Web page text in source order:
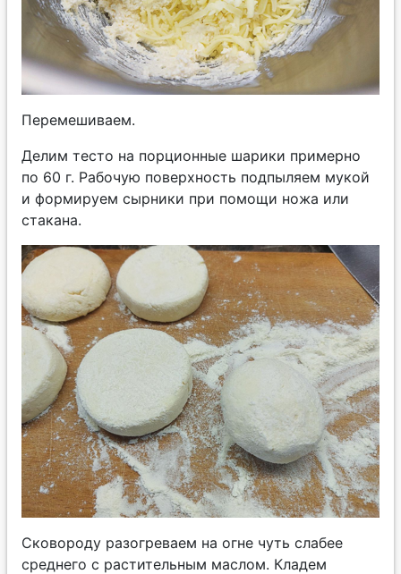
Перемешиваем.
Делим тесто на порционные шарики примерно
по 60 г. Рабочую поверхность подпыляем мукой
и формируем сырники при помощи ножа или
стакана.
Сковороду разогреваем на огне чуть слабее
среднего с растительным маслом. Кладем